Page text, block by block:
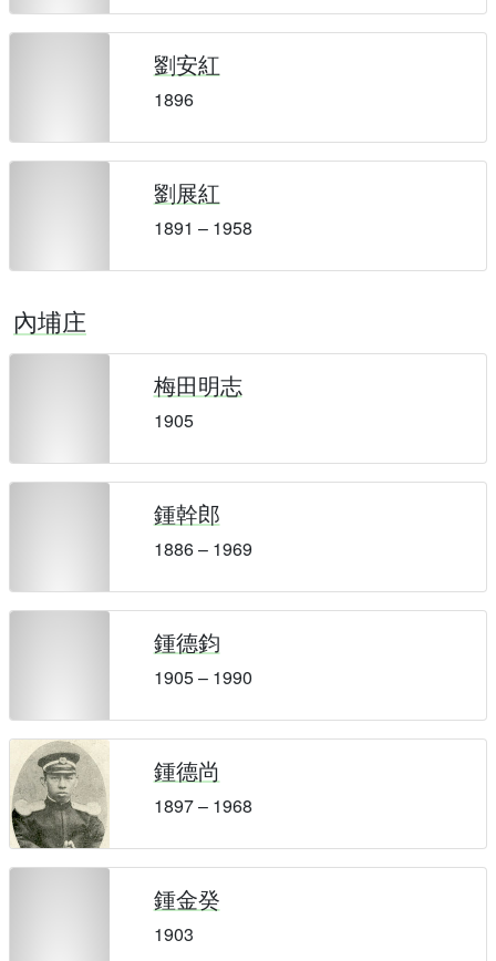
劉安紅
1896
劉展紅
1891 – 1958
內埔庄
梅田明志
1905
鍾幹郎
1886 – 1969
鍾德鈞
1905 – 1990
鍾德尚
1897 – 1968
鍾金癸
1903